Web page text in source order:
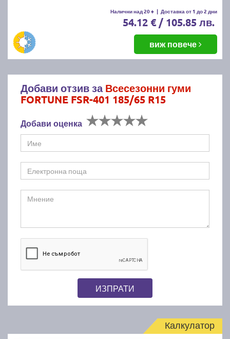
Налични над 20 + | Доставка от 1 до 2 дни
54.12 € / 105.85 лв.
виж повече
Добави отзив заВсесезонни гуми
FORTUNE FSR-401 185/65 R15
Добави оценка
ИЗПРАТИ
Калкулатор